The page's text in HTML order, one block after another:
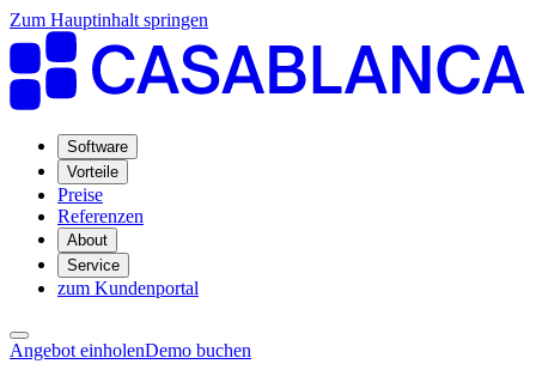
Zum Hauptinhalt springen
Software
Vorteile
Preise
Referenzen
About
Service
zum Kundenportal
Angebot einholenDemo buchen